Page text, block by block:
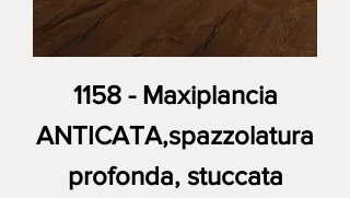
1158 - Maxiplancia
ANTICATA,spazzolatura
profonda, stuccata